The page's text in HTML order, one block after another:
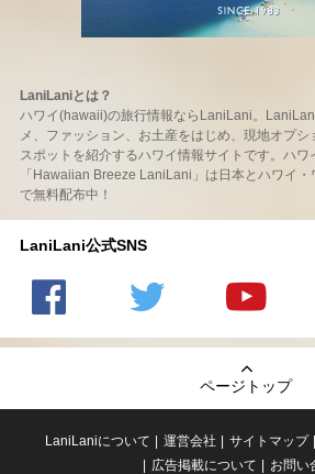
LaniLaniとは？
ハワイ(hawaii)の旅行情報ならLaniLani。
メ、ファッション、お土産をはじめ、現地オプ
スポットを紹介するハワイ情報サイトです。ハワ
「Hawaiian Breeze LaniLani」は日本とハワイ
で無料配布中！
LaniLani公式SNS
の
のtwitter
の
Youtube
チャンネ
ページトップ
LaniLaniについて 運営会社 サイトマップ
広告掲載について
お問い